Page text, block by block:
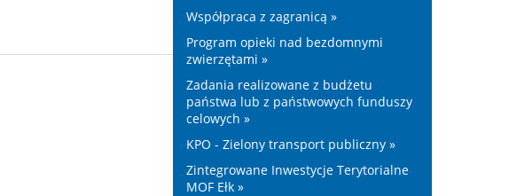
Współpraca z zagranicą »
Program opieki nad bezdomnymi
zwierzętami »
Zadania realizowane z budżetu
państwa lub z państwowych funduszy
celowych »
KPO - Zielony transport publiczny »
Zintegrowane Inwestycje Terytorialne
MOF Ełk »